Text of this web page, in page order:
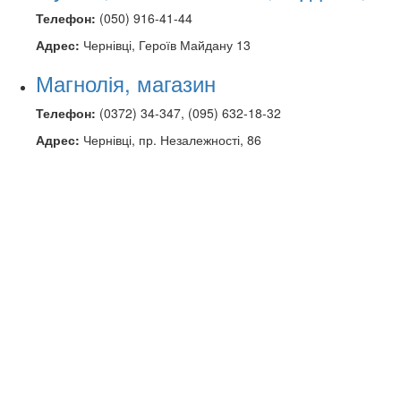
Телефон: (050) 916-41-44
Адрес: Чернівці, Героїв Майдану 13
Магнолія, магазин
Телефон: (0372) 34-347, (095) 632-18-32
Адрес: Чернівці, пр. Незалежності, 86